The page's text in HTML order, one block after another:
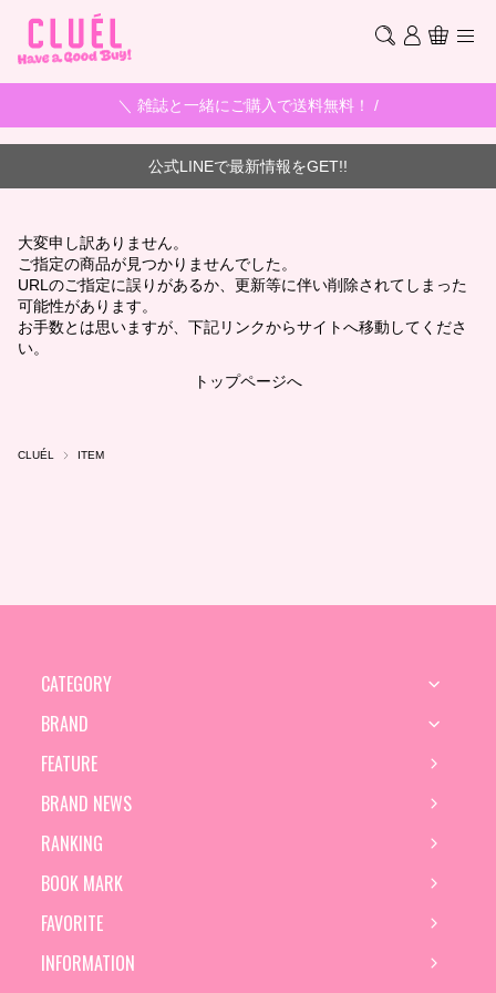
＼ 雑誌と一緒にご購入で送料無料！ /
公式LINEで最新情報をGET!!
大変申し訳ありません。
ご指定の商品が見つかりませんでした。
URLのご指定に誤りがあるか、更新等に伴い削除されてしまった
可能性があります。
お手数とは思いますが、下記リンクからサイトへ移動してくださ
い。
トップページへ
CLUÉL ITEM
CATEGORY
BRAND
FEATURE
BRAND NEWS
RANKING
BOOK MARK
FAVORITE
INFORMATION